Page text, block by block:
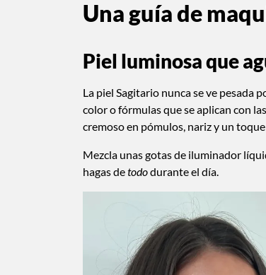
Una guía de
Piel luminosa que
La piel Sagitario nunca se ve pesada
color o fórmulas que se aplican con
cremoso en pómulos, nariz y un
Mezcla unas gotas de iluminador
hagas detododurante el día.